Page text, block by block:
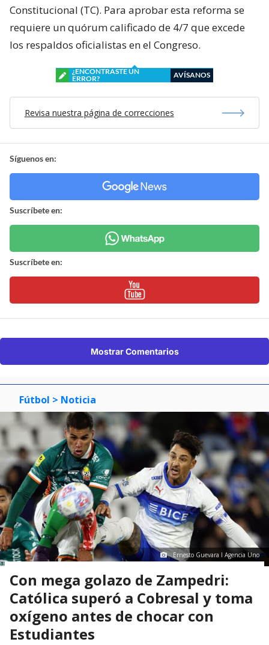
Constitucional (TC). Para aprobar esta reforma se
requiere un quórum calificado de 4/7 que excede
los respaldos oficialistas en el Congreso.
¿ENCONTRASTE UN
ERROR?
AVÍSANOS
Revisa nuestra página de correcciones
Síguenos en:
Suscríbete en:
Suscríbete en:
Mostrar Comentarios
Fútbol > Noticia
Ernesto Guevara I Agencia Uno
Con mega golazo de Zampedri:
Católica superó a Cobresal y toma
oxígeno antes de chocar con
Estudiantes